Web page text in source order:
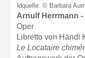
Bildquelle: © Barbara
Arnulf Herrmann -
Oper
Libretto von Händl
Le Locataire